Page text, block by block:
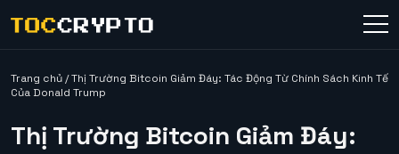
Trang chủ/Thị Trường Bitcoin Giảm Đáy: Tác Động Từ Chính Sách Kinh Tế
Của Donald Trump
Thị Trường Bitcoin Giảm Đáy: